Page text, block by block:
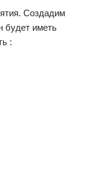
Создадим
будет иметь
: